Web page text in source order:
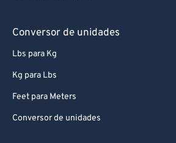
Conversor de unidades
Lbs para Kg
Kg para Lbs
Feet para Meters
Conversor de unidades